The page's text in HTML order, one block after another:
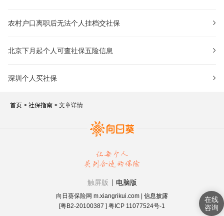
农村户口离职后无法个人挂档交社保
北京下月起个人可查社保五险信息
深圳个人买社保
首页 > 社保指南 > 文章详情
触屏版 电脑版
向日葵保险网 m.xiangrikui.com | 信息披露
[粤B2-20100387 ] 粤ICP 11077524号-1